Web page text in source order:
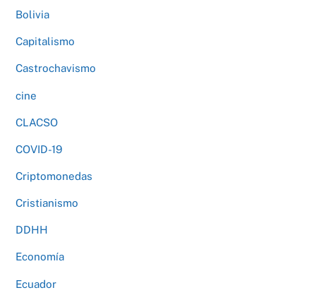
Bolivia
Capitalismo
Castrochavismo
cine
CLACSO
COVID-19
Criptomonedas
Cristianismo
DDHH
Economía
Ecuador